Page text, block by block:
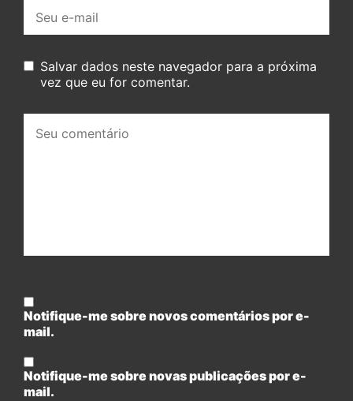
mail:
Salvar dados neste navegador para a próxima
vez que eu for comentar.
comentário:
Notifique-me sobre novos comentários por e-
mail.
Notifique-me sobre novas publicações por e-
mail.